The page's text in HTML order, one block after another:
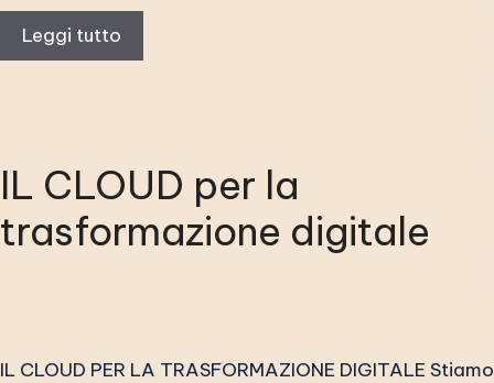
Leggi tutto
IL CLOUD per la
trasformazione digitale
IL CLOUD PER LA TRASFORMAZIONE DIGITALE Stiamo